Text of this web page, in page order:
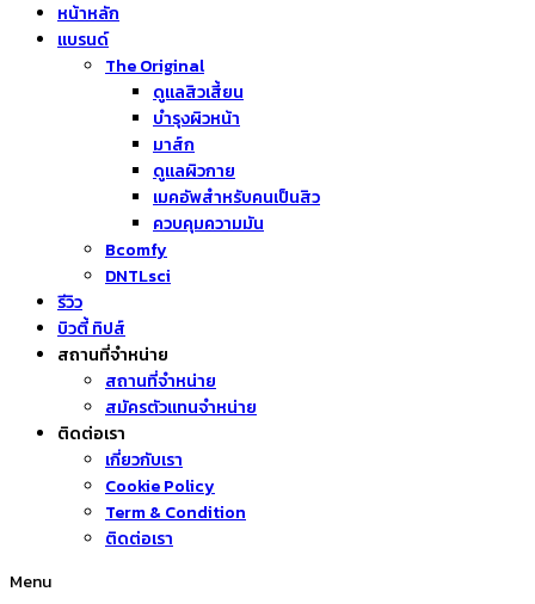
หน้าหลัก
แบรนด์
The Original
ดูแลสิวเสี้ยน
บำรุงผิวหน้า
มาส์ก
ดูแลผิวกาย
เมคอัพสำหรับคนเป็นสิว
ควบคุมความมัน
Bcomfy
DNTLsci
รีวิว
บิวตี้ ทิปส์
สถานที่จำหน่าย
สถานที่จำหน่าย
สมัครตัวแทนจำหน่าย
ติดต่อเรา
เกี่ยวกับเรา
Cookie Policy
Term & Condition
ติดต่อเรา
Menu